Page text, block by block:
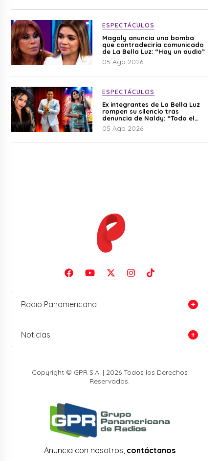
ESPECTÁCULOS
Magaly anuncia una bomba
que contradeciría comunicado
de La Bella Luz: “Hay un audio”
05 Ago 2026
ESPECTÁCULOS
Ex integrantes de La Bella Luz
rompen su silencio tras
denuncia de Naldy: “Todo el
mundo lo sabía”
05 Ago 2026
Radio Panamericana
Noticias
Copyright © GPR S.A. | 2026 Todos los Derechos
Reservados.
Anuncia con nosotros, contáctanos